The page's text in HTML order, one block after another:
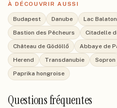
À DÉCOUVRIR AUSSI
Budapest Danube Lac Balaton
Bastion des Pêcheurs
Citadelle
Château de Gödöllő
Abbaye de
Herend
Transdanubie Sopron
Paprika hongroise
Questions fréquentes